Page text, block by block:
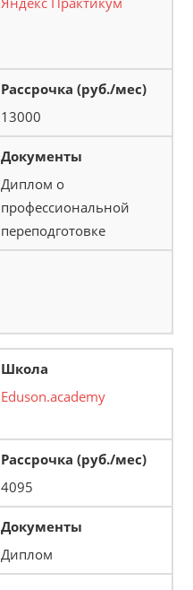
13000
Диплом о
профессиональной
переподготовке
Eduson.academy
4095
Диплом